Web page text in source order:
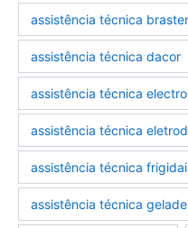
marcas-
assistência técnica
assistência técnica dacor
assistência técnica
assistência técnica
assistência técnica
assistência técnica